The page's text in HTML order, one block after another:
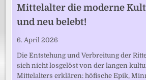
Mittelalter die moderne
und neu belebt!
6. April 2026
Die Entstehung und Verbreitung der
sich nicht losgelöst von der langen
Mittelalters erklären: höfische Epik,